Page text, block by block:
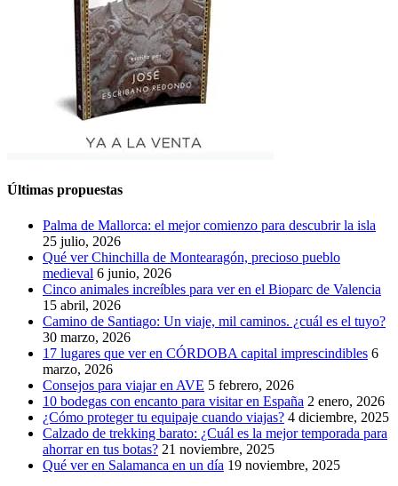
Últimas propuestas
Palma de Mallorca: el mejor comienzo para descubrir la isla
25 julio, 2026
Qué ver Chinchilla de Montearagón, precioso pueblo
medieval 6 junio, 2026
Cinco animales increíbles para ver en el Bioparc de Valencia
15 abril, 2026
Camino de Santiago: Un viaje, mil caminos. ¿cuál es el tuyo?
30 marzo, 2026
17 lugares que ver en CÓRDOBA capital imprescindibles 6
marzo, 2026
Consejos para viajar en AVE 5 febrero, 2026
10 bodegas con encanto para visitar en España 2 enero, 2026
¿Cómo proteger tu equipaje cuando viajas? 4 diciembre, 2025
Calzado de trekking barato: ¿Cuál es la mejor temporada para
ahorrar en tus botas? 21 noviembre, 2025
Qué ver en Salamanca en un día 19 noviembre, 2025